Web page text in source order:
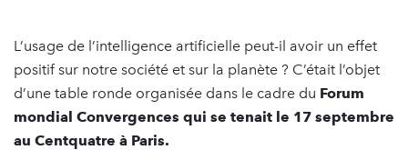
L’usage de l’intelligence artificielle peut-il avoir un effet
positif sur notre société et sur la planète ? C’était l’objet
d’une table ronde organisée dans le cadre du Forum
mondial Convergences qui se tenait le 17 septembre
au Centquatre à Paris.